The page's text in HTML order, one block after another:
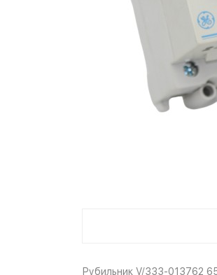
Рубильник V/333-013762